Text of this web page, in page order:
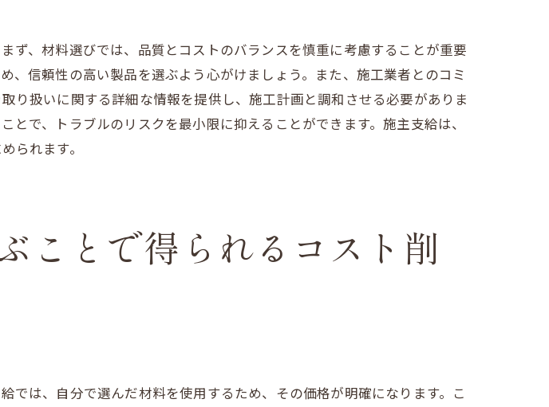
が知るべきメリットとデメリット
限に活用する方法
処するための知識
ォームの目標
語る施主支給の実情
とその解決策
力
フォーム体験
ず、材料選びでは、品質とコストのバランスを慎重に考慮することが重要
信頼性の高い製品を選ぶよう心がけましょう。また、施工業者とのコミ
り扱いに関する詳細な情報を提供し、施工計画と調和させる必要がありま
で、トラブルのリスクを最小限に抑えることができます。施主支給は、
られます。
ことで得られるコスト削
では、自分で選んだ材料を使用するため、その価格が明確になります。こ